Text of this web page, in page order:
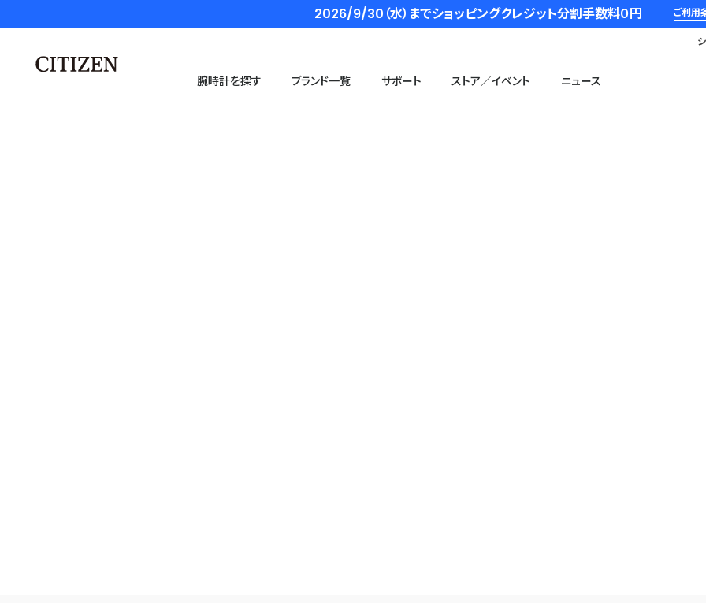
2026/9/30（水）までショッピングクレジット分割手数料０円 ご利用
腕時計を探す ブランド一覧 サポート ストア／イベント ニュース